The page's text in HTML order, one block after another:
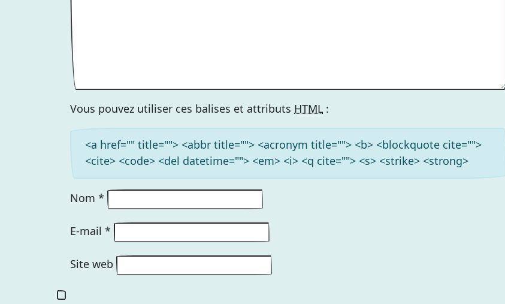
Vous pouvez utiliser ces balises et attributs HTML :
<a href="" title=""> <abbr title=""> <acronym title=""> <b> <blockquote cite="">
<cite> <code> <del datetime=""> <em> <i> <q cite=""> <s> <strike> <strong>
Nom *
E-mail *
Site web